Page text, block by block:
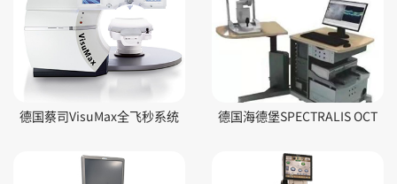
德国蔡司VisuMax全飞秒系统 德国海德堡SPECTRALIS OCT